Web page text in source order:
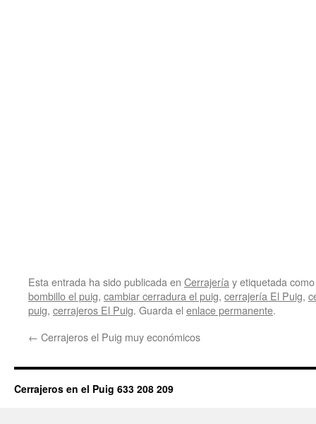
Esta entrada ha sido publicada en Cerrajería y etiquetada
bombillo el puig, cambiar cerradura el puig, cerrajería El Puig,
puig, cerrajeros El Puig. Guarda el enlace permanente.
← Cerrajeros el Puig muy económicos
Cerrajeros en el Puig 633 208 209